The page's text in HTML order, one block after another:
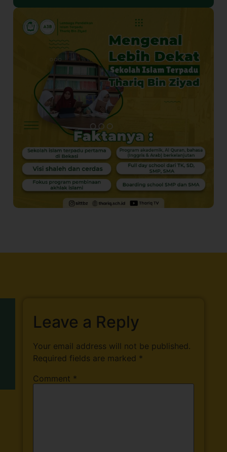
Leave a Reply
Your email address will not be published.
Required fields are marked *
Comment *